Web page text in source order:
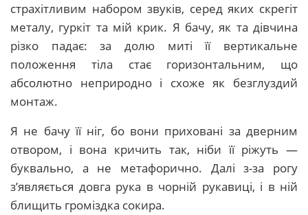
страхітливим набором звуків, серед яких скрегіт
металу, гуркіт та мій крик. Я бачу, як та дівчина
різко падає: за долю миті її вертикальне
положення тіла стає горизонтальним, що
абсолютно неприродно і схоже як безглуздий
монтаж.
Я не бачу її ніг, бо вони приховані за дверним
отвором, і вона кричить так, ніби її ріжуть —
буквально, а не метафорично. Далі з-за рогу
з’являється довга рука в чорній рукавиці, і в ній
блищить громіздка сокира.